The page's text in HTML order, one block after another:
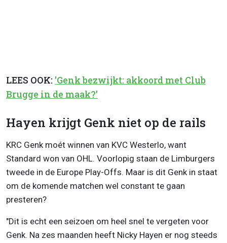
LEES OOK: 'Genk bezwijkt: akkoord met Club
Brugge in de maak?'
Hayen krijgt Genk niet op de rails
KRC Genk moét winnen van KVC Westerlo, want
Standard won van OHL. Voorlopig staan de Limburgers
tweede in de Europe Play-Offs. Maar is dit Genk in staat
om de komende matchen wel constant te gaan
presteren?
"Dit is echt een seizoen om heel snel te vergeten voor
Genk. Na zes maanden heeft Nicky Hayen er nog steeds